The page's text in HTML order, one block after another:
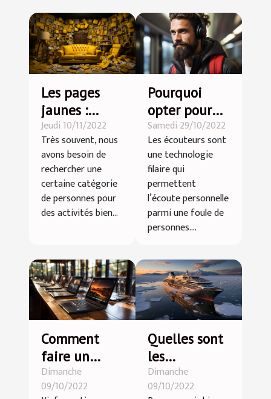
Les pages
jaunes :
parlons-en !
Jeudi 10/11/2022
Très souvent, nous
avons besoin de
rechercher une
certaine catégorie
de personnes pour
des activités bien...
Pourquoi
opter pour
des
écouteurs
sans fil ?
Samedi 29/10/2022
Les écouteurs sont
une technologie
filaire qui
permettent
l’écoute personnelle
parmi une foule de
personnes....
Comment
faire un
choix
optimal
Dimanche
09/10/2022
Quelles sont
les
spécificités
du nouveau
Dimanche
09/10/2022